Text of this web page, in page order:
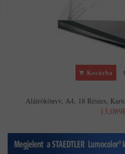
Kosárba
Aláírókönyv, A4, 18 Részes,